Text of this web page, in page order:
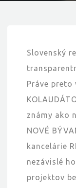
Slovenský
Práve
známy ako
NOVÉ
kancelárie
nezávislé
projektov